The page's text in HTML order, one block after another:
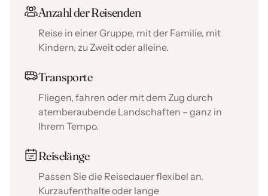
Anzahl der Reisenden
Reise in einer Gruppe, mit der Familie, mit
Kindern, zu Zweit oder alleine.
Transporte
Fliegen, fahren oder mit dem Zug durch
atemberaubende Landschaften – ganz in
Ihrem Tempo.
Reiselänge
Passen Sie die Reisedauer flexibel an.
Kurzaufenthalte oder lange